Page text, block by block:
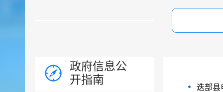
政府信息公
开指南
迭部县